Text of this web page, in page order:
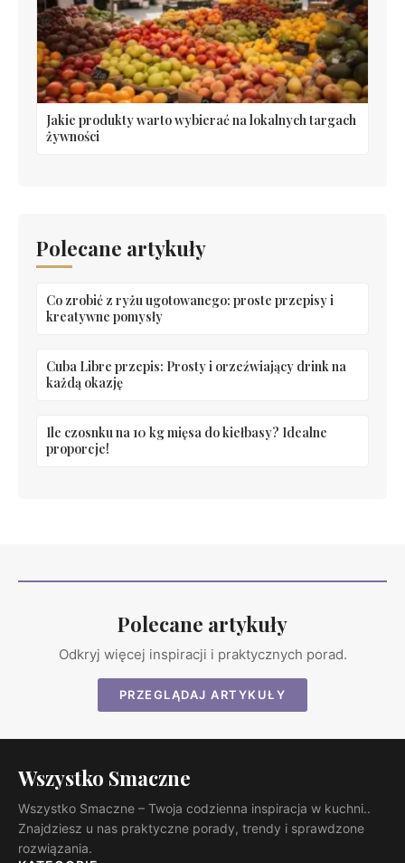
Jakie produkty warto wybierać na lokalnych targach
żywności
Polecane artykuły
Co zrobić z ryżu ugotowanego: proste przepisy i
kreatywne pomysły
Cuba Libre przepis: Prosty i orzeźwiający drink na
każdą okazję
Ile czosnku na 10 kg mięsa do kiełbasy? Idealne
proporcje!
Polecane artykuły
Odkryj więcej inspiracji i praktycznych porad.
PRZEGLĄDAJ ARTYKUŁY
Wszystko Smaczne
Wszystko Smaczne – Twoja codzienna inspiracja w kuchni..
Znajdziesz u nas praktyczne porady, trendy i sprawdzone
rozwiązania.